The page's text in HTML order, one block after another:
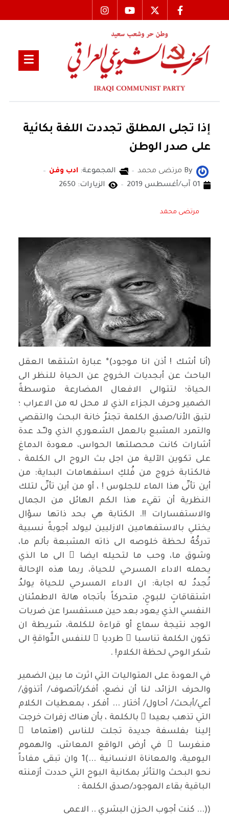
إذا تجلى المطلق تجددت اللغة بكائية
على صدر الوطن
By مرتضى محمد المجموعة: ادب وفن
01 آب/أغسطس 2019
الزيارات: 2650
مرتضى محمد
(أنا أشك ! أذن انا موجود)* عبارة اشتقها العقل
الباحث عن أبجديات الخروج عن الحياة للنظر الى
الحياة؛ لتتوالى الافعال المضارعة متوسطةً
الضمير وحرف الجزاء الذي لا محل له من الاعراب ؛
لتبق الأنا/صدق الكلمة تجترُ خانة البحث والتقصي
والتمرد المشبع بالعمل الشعوري الذي ولـّـد عدة
أشارات كانت محصلتها الحواس، معودة الدماغ
على تكوين الآلية من اجل بث الروح الى الكلمة ،
فالكتابة خروج من فُلكِ استفهامات البداية: من
أين تأتّى هذا الماء للجلوس ! ، أو من أين تأتّى لتلك
النظرية أن تقيء هذا الكم الهائل من الجمال
والاستفسارات !!. الكتابة هي بحد ذاتها سؤال
يختلي بالاستفهامين الازليين ليولد أجوبةً نسبية
تدركُهُ لحظة خلوصه الى ذاته المشبعة بألم ما،
وشوق ما، وحب ما لتحيله ايضا ً الى ما الذي
يحمله الاداء المسرحي للحياة، ربما هذه الإحالة
تُجددُ له اجابة: ان الاداء المسرحي للحياة يولدُ
اشتقاقاتٍ للبوحِ، متحركاً بأتجاه هالة الاطمئنان
النفسي الذي يعود بعد حين مستفسرا عن ضربات
الوجد نتيجة سماع أو قراءة للكلمة، شريطة ان
تكون الكلمة تناسبا ً طرديا ً للنفس التّواقةِ الى
شكر الوحي لحظة الكلام! .
في العودة على المتواليات التي اثرت ما بين الضمير
والحرف الزائد، لنا أن نضع، أفكر/أتصوف/ أتذوق/
أعي/أبحث/ أحاول/ أختار ... أفكر ، بمعطيات الكلام
التي تذهب بعيدا ً بالكلمة ، بأن هناك زفرات خرجت
إلينا بفلسفة جديدة تجلت للناس (اهتماما ً
منغرسا ً في أرض الواقع المعاش، والهموم
اليومية، والمعاناة الانسانية ...)1 وان تبقى مفاداً
نحو البحث والتأثر بمكانية البوح التي حددت أزمنته
الباقية بقاء الموجود/صدق الكلمة :
((... كنت أجوب الحزن البشري .. الاعمى